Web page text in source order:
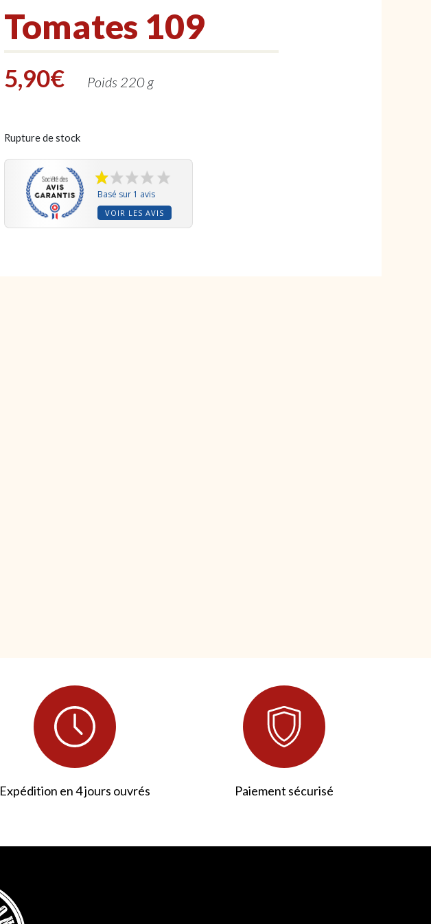
Tomates 109
5,90€ Poids 220 g
Rupture de stock
Basé sur 1 avis
VOIR LES AVIS
Expédition en 4 jours ouvrés Paiement sécurisé